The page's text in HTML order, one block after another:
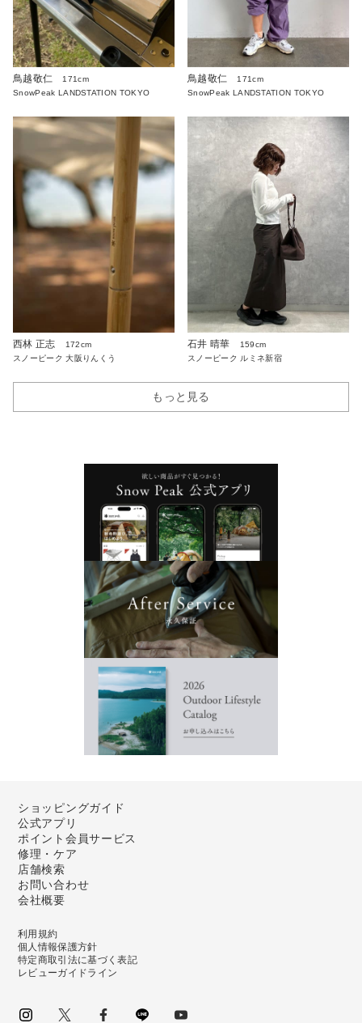
鳥越敬仁
171cm
SnowPeak LANDSTATION TOKYO
鳥越敬仁
171cm
SnowPeak LANDSTATION TOKYO
西林 正志
172cm
スノーピーク 大阪りんくう
石井 晴華
159cm
スノーピーク ルミネ新宿
もっと見る
ショッピングガイド
公式アプリ
ポイント会員サービス
修理・ケア
店舗検索
お問い合わせ
会社概要
利用規約
個人情報保護方針
特定商取引法に基づく表記
レビューガイドライン